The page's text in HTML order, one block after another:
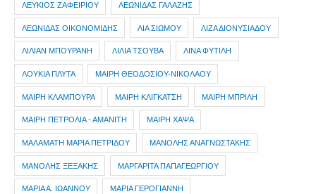
ΛΕΥΚΙΟΣ ΖΑΦΕΙΡΙΟΥ ΛΕΩΝΙΔΑΣ ΓΑΛΑΖΗΣ
ΛΕΩΝΙΔΑΣ ΟΙΚΟΝΟΜΙΔΗΣ ΛΙΑ ΣΙΩΜΟΥ ΛΙΖΑ ΔΙΟΝΥΣΙΑΔΟΥ
ΛΙΛΙΑΝ ΜΠΟΥΡΑΝΗ ΛΙΛΙΑ ΤΣΟΥΒΑ ΛΙΝΑ ΦΥΤΙΛΗ
ΛΟΥΚΙΑ ΠΛΥΤΑ ΜΑΙΡΗ ΘΕΟΔΟΣΙΟΥ-ΝΙΚΟΛΑΟΥ
ΜΑΙΡΗ ΚΛΑΜΠΟΥΡΑ ΜΑΙΡΗ ΚΛΙΓΚΑΤΣΗ ΜΑΙΡΗ ΜΠΡΙΛΗ
ΜΑΙΡΗ ΠΕΤΡΟΛΙΑ - ΑΜΑΝΙΤΗ ΜΑΙΡΗ ΧΑΨΑ
ΜΑΛΑΜΑΤΗ ΜΑΡΙΑ ΠΕΤΡΙΔΟΥ ΜΑΝΟΛΗΣ ΑΝΑΓΝΩΣΤΑΚΗΣ
ΜΑΝΟΛΗΣ ΞΕΞΑΚΗΣ ΜΑΡΓΑΡΙΤΑ ΠΑΠΑΓΕΩΡΓΙΟΥ
ΜΑΡΙΑ Α. ΙΩΑΝΝΟΥ ΜΑΡΙΑ ΓΕΡΟΓΙΑΝΝΗ